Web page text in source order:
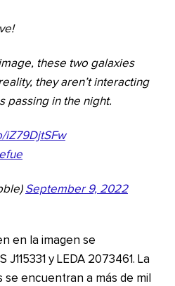
these two galaxies
they aren’t interacting
passing in the night.
iZ79DjtSFw
September 9, 2022
en la imagen se
y LEDA 2073461. La
se encuentran a más de mil